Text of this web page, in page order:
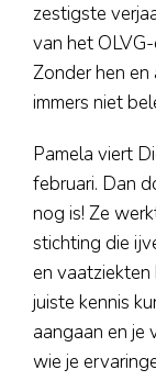
zestigste
van het
Zonder hen
immers niet
Pamela viert
februari. Dan
nog is! Ze
stichting die
en vaatziekten
juiste kennis
aangaan en je
wie je